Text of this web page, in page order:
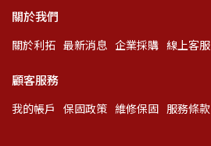
關於我們
關於利拓 最新消息 企業採購 線上客服
顧客服務
我的帳戶 保固政策 維修保固 服務條款